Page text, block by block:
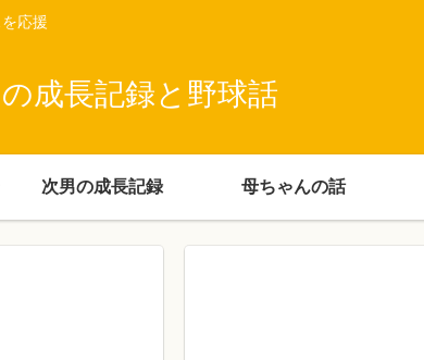
応援
成長記録と野球話
次男の成長記録 母ちゃんの話